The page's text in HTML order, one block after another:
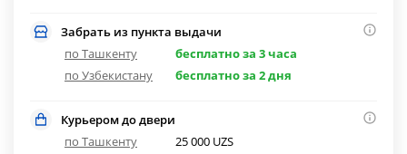
Забрать из пункта выдачи
по Ташкенту
бесплатно за 3 часа
по Узбекистану
бесплатно за 2 дня
Курьером до двери
по Ташкенту
25 000 UZS